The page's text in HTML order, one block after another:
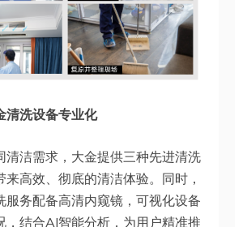
清洗设备专业化
清洁需求，大金提供三种先进清洗
来高效、彻底的清洁体验。同时，
服务配备高清内窥镜，可视化设备
，结合AI智能分析，为用户精准推